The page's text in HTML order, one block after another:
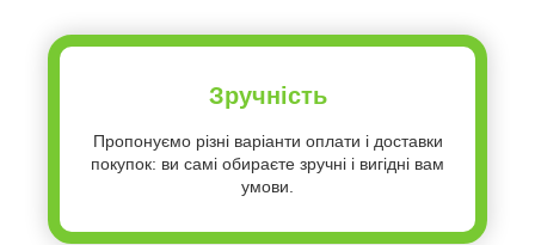
Зручність
Пропонуємо різні варіанти оплати і доставки
покупок: ви самі обираєте зручні і вигідні вам
умови.